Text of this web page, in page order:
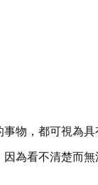
物，都可視為具
為看不清楚而